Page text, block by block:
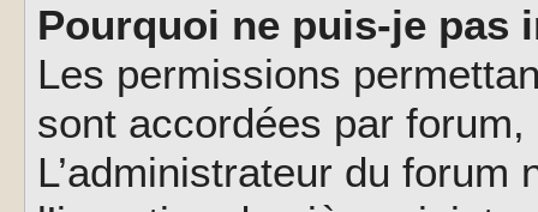
Pourquoi ne puis-je pas
Les permissions
sont accordées par
L’administrateur du forum